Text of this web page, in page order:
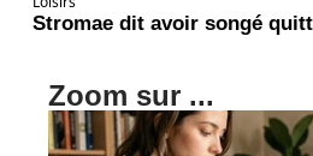
Stromae dit avoir songé
Zoom sur ...